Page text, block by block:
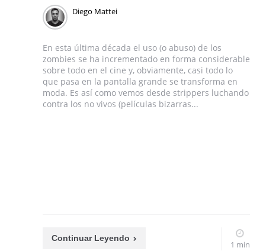
Diego Mattei
En esta última década el uso (o abuso) de los
zombies se ha incrementado en forma considerable
sobre todo en el cine y, obviamente, casi todo lo
que pasa en la pantalla grande se transforma en
moda. Es así como vemos desde strippers luchando
contra los no vivos (películas bizarras...
Continuar Leyendo
1 min